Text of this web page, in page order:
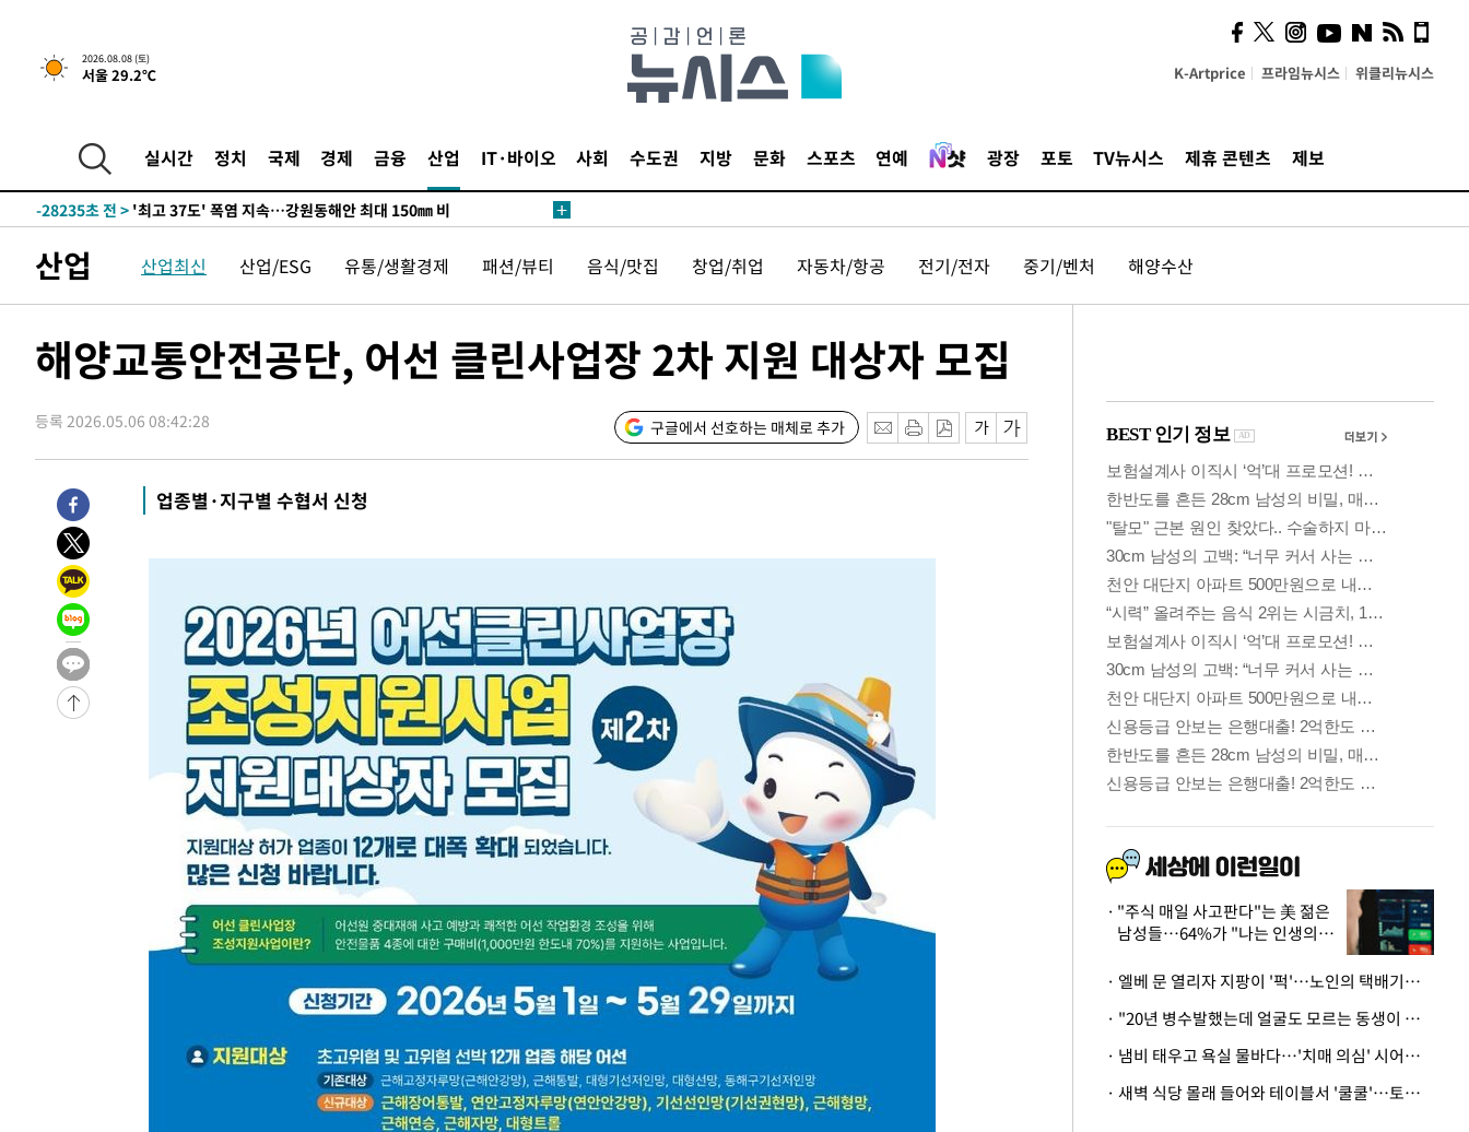
2026.08.08 (토)
서울 29.2℃ K-Artprice 프라임뉴시스 위클리뉴시스
실시간 정치 국제 경제 금융 산업 IT·바이오 사회 수도권 지방 문화 스포츠 연예 광장 포토 TV뉴시스 제휴 콘텐츠 제보
-21361초 전 >
[속보]뉴욕증시 상승 마감…S&P 0.6% 나스닥 1.3%↑
-28235초 전 >
-21361초 전 > [속보]뉴욕증시 상승 마감…S&P 0.6% 나스닥 1.3%↑
-21361초 전 >
[속보]뉴욕증시 상승 마감…S&P 0.6% 나스닥 1.3%↑
산업 산업최신 산업/ESG 유통/생활경제 패션/뷰티 음식/맛집 창업/취업 자동차/항공 전기/전자 중기/벤처 해양수산
해양교통안전공단, 어선 클린사업장 2차 지원 대상자 모집
등록 2026.05.06 08:42:28 구글에서 선호하는 매체로 추가
업종별·지구별 수협서 신청
시, 스마트폰 액세서리에
NFC 더했다
"주식 매일 사고판다"는 美 젊은
남성들…64%가 "나는 인생의
· 엘베 문 열리자 지팡이 '퍽'…노인의 택배기사 폭행 이유
· "20년 병수발했는데 얼굴도 모르는 동생이 유산 절반을"…배다른 형제 상속권 있을까
· 냄비 태우고 욕실 물바다…'치매 의심' 시어머니 검사 권유했다가 '날벼락'
· 새벽 식당 몰래 들어와 테이블서 '쿨쿨'…토사물 남기고 사라진 남성